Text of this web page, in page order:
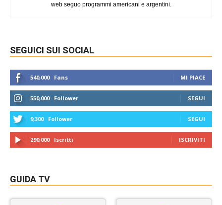
web seguo programmi americani e argentini.
SEGUICI SUI SOCIAL
540,000 Fans MI PIACE
550,000 Follower SEGUI
9,300 Follower SEGUI
290,000 Iscritti ISCRIVITI
GUIDA TV